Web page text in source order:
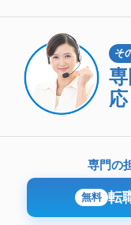
そ
応
専門の
無料 転